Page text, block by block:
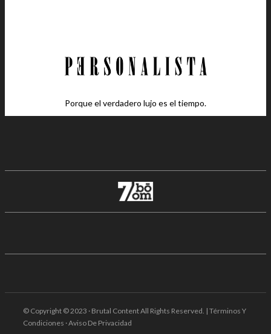
Porque el verdadero lujo es el tiempo.
© Copyright © 2023 · Brutal Content All Rights Reserved. | Términos Y
Condiciones · Aviso De Privacidad